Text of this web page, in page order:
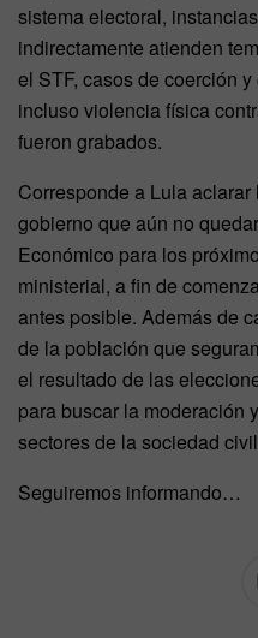
sistema electoral,
indirectamente atienden
el STF, casos de coerción
incluso violencia física
fueron grabados.
Corresponde a Lula
gobierno que aún no
Económico para los
ministerial, a fin de
antes posible. Además de
de la población que
el resultado de las
para buscar la moderación
sectores de la sociedad
Seguiremos informando…